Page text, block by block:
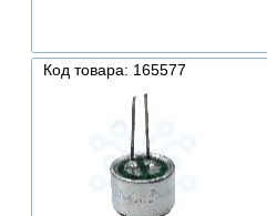
Код товара: 165577